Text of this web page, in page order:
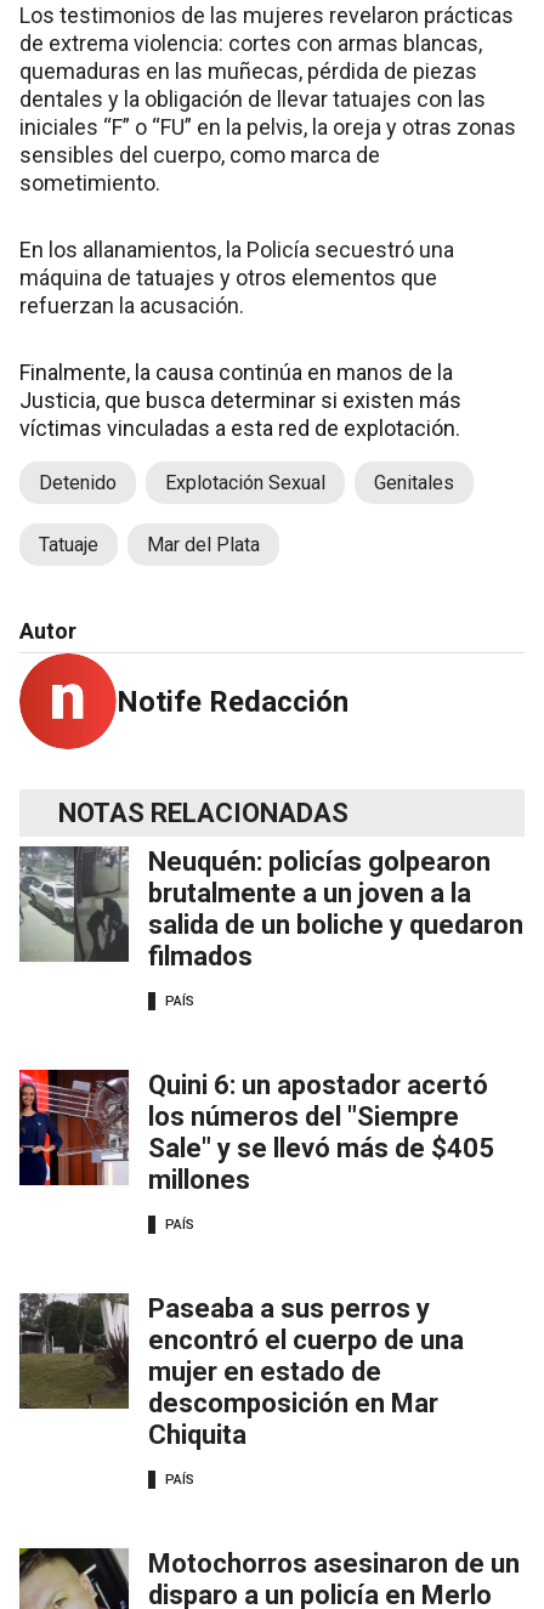
Los testimonios de las mujeres revelaron prácticas
de extrema violencia: cortes con armas blancas,
quemaduras en las muñecas, pérdida de piezas
dentales y la obligación de llevar tatuajes con las
iniciales “F” o “FU” en la pelvis, la oreja y otras zonas
sensibles del cuerpo, como marca de
sometimiento.
En los allanamientos, la Policía secuestró una
máquina de tatuajes y otros elementos que
refuerzan la acusación.
Finalmente, la causa continúa en manos de la
Justicia, que busca determinar si existen más
víctimas vinculadas a esta red de explotación.
Detenido Explotación Sexual Genitales
Tatuaje Mar del Plata
Autor
Notife Redacción
NOTAS RELACIONADAS
Neuquén: policías golpearon
brutalmente a un joven a la
salida de un boliche y quedaron
filmados
PAÍS
Quini 6: un apostador acertó
los números del "Siempre
Sale" y se llevó más de $405
millones
PAÍS
Paseaba a sus perros y
encontró el cuerpo de una
mujer en estado de
descomposición en Mar
Chiquita
PAÍS
Motochorros asesinaron de un
disparo a un policía en Merlo